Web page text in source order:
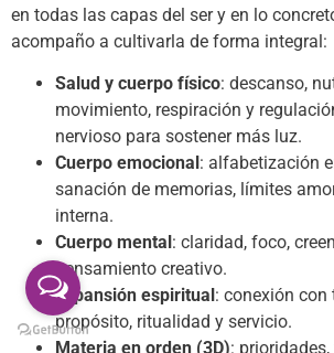
en todas las capas del ser y en lo
acompaño a cultivarla de forma integral:
Salud y cuerpo físico: descanso,
movimiento, respiración y
nervioso para sostener más luz.
Cuerpo emocional: alfabetización
sanación de memorias, límites
interna.
Cuerpo mental: claridad, foco,
pensamiento creativo.
Expansión espiritual: conexión con
propósito, ritualidad y servicio.
Materia en orden (3D):